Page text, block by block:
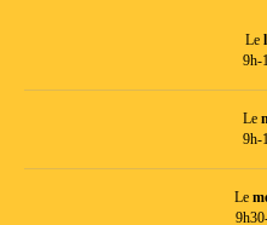
Le
9h-
Le
9h-
Le